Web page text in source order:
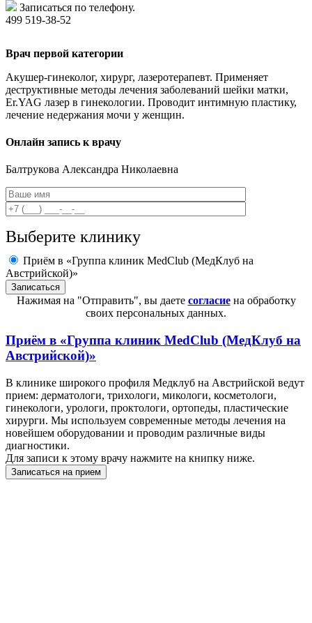
Записаться по телефону.
499 519-38-52
Врач первой категории
Акушер-гинеколог, хирург, лазеротерапевт. Применяет
деструктивные методы лечения заболеваний шейки матки,
Er.YAG лазер в гинекологии. Проводит интимную пластику,
лечение недержания мочи у женщин.
Онлайн запись к врачу
Балтрукова Александра Николаевна
Выберите клинику
Приём в «Группа клиник MedClub (МедКлуб на
Австрийской)»
Нажимая на "Отправить", вы даете согласиена обработку
своих персональных данных.
Приём в «Группа клиник MedClub (МедКлуб на
Австрийской)»
В клинике широкого профиля Медклуб на Австрийской ведут
прием: дерматологи, трихологи, микологи, косметологи,
гинекологи, урологи, проктологи, ортопеды, пластические
хирурги. Мы используем современные методы лечения на
новейшем оборудовании и проводим различные виды
диагностики.
Для записи к этому врачу нажмите на книпку ниже.
Записаться на прием